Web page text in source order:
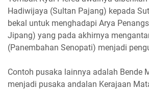
Hadiwijaya (Sultan Pajang) kepada
bekal untuk menghadapi Arya
Jipang) yang pada akhirnya
(Panembahan Senopati) menjadi
Contoh pusaka lainnya adalah Bende
menjadi pusaka andalan Kerajaan